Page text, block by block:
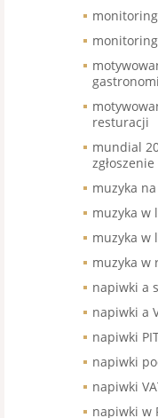
resturacji
mundial
muzyka
muzyka w
muzyka w
muzyka w
napiwki a
napiwki a
napiwki
napiwki
napiwki
napiwki w